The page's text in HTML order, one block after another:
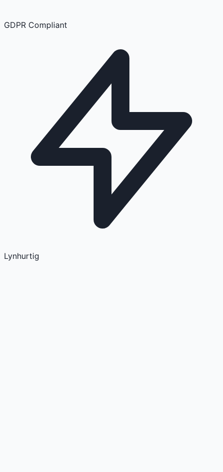
GDPR Compliant
Lynhurtig